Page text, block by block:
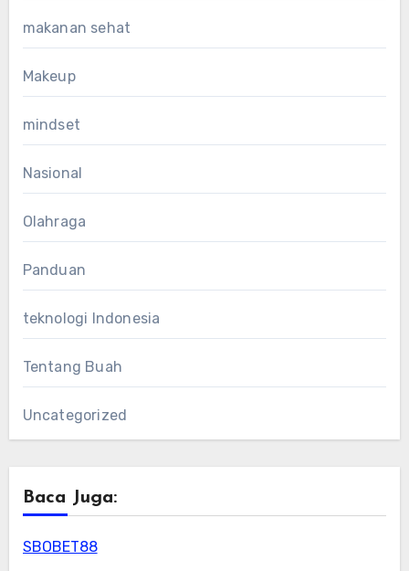
makanan sehat
Makeup
mindset
Nasional
Olahraga
Panduan
teknologi Indonesia
Tentang Buah
Uncategorized
Baca Juga:
SBOBET88